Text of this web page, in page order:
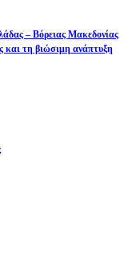
– Βόρειας Μακεδονίας
και τη βιώσιμη ανάπτυξη